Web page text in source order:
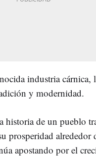
industria cárnica,
y modernidad.
historia de un pueblo
prosperidad alrededor
apostando por el